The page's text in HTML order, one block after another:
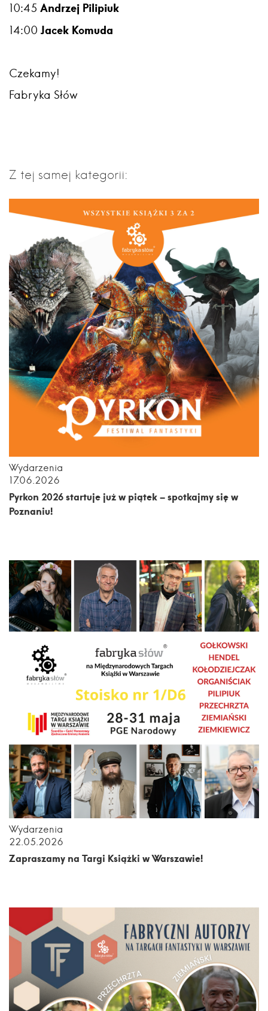
10:45 Andrzej Pilipiuk
14:00 Jacek Komuda
Czekamy!
Fabryka Słów
Z tej samej kategorii:
Wydarzenia
17.06.2026
Pyrkon 2026 startuje już w piątek – spotkajmy się w
Poznaniu!
Wydarzenia
22.05.2026
Zapraszamy na Targi Książki w Warszawie!